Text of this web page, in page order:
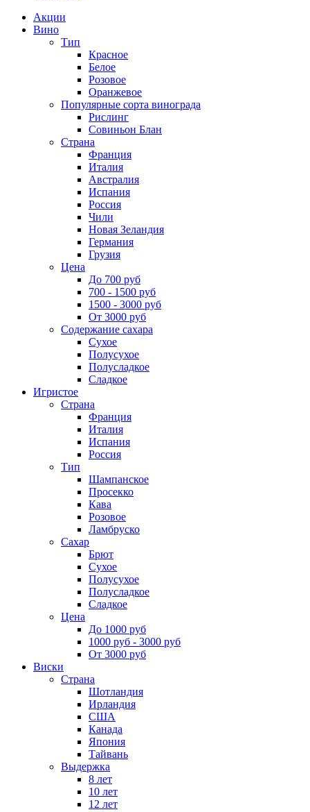
Акции
Вино
Тип
Красное
Белое
Розовое
Оранжевое
Популярные сорта винограда
Рислинг
Совиньон Блан
Страна
Франция
Италия
Австралия
Испания
Россия
Чили
Новая Зеландия
Германия
Грузия
Цена
До 700 руб
700 - 1500 руб
1500 - 3000 руб
От 3000 руб
Содержание сахара
Сухое
Полусухое
Полусладкое
Сладкое
Игристое
Страна
Франция
Италия
Испания
Россия
Тип
Шампанское
Просекко
Кава
Розовое
Ламбруско
Сахар
Брют
Сухое
Полусухое
Полусладкое
Сладкое
Цена
До 1000 руб
1000 руб - 3000 руб
От 3000 руб
Виски
Страна
Шотландия
Ирландия
США
Канада
Япония
Тайвань
Выдержка
8 лет
10 лет
12 лет